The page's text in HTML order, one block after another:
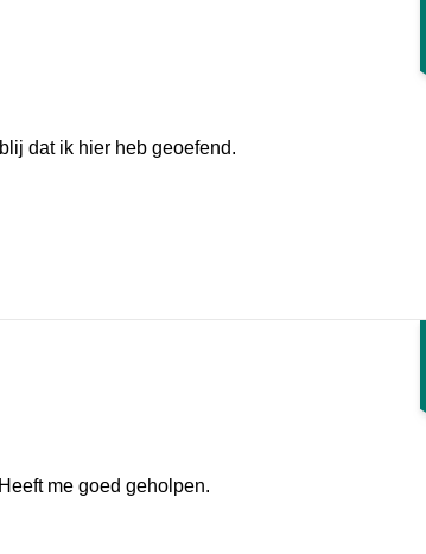
dat ik hier heb geoefend.
me goed geholpen.